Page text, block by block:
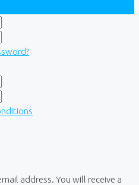
address. You will receive a